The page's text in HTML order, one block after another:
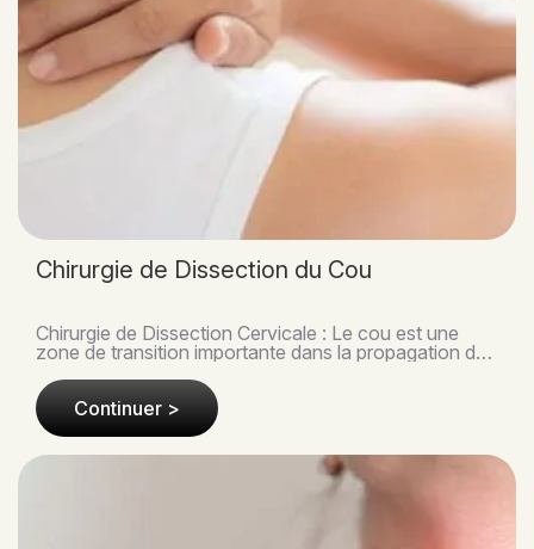
Chirurgie de Dissection du Cou
Chirurgie de Dissection Cervicale : Le cou est une
zone de transition importante dans la propagation des
Continuer >